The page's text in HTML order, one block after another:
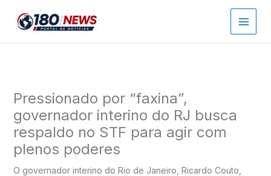
para
Pressionado por “faxina”,
governador interino do RJ busca
respaldo no STF para agir com
plenos poderes
O governador interino do Rio de Janeiro, Ricardo Couto,